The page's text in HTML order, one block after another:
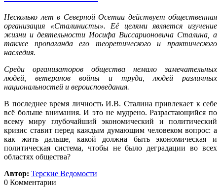
Несколько лет в Северной Осетии действует общественная
организация «Сталинисты». Её целями является изучение
жизни и деятельности Иосифа Виссарионовича Сталина, а
также пропаганда его теоретического и практического
наследия.
Среди организаторов общества немало замечательных
людей, ветеранов войны и труда, людей различных
национальностей и вероисповедания.
В последнее время личность И.В. Сталина привлекает к себе
всё больше внимания. И это не мудрено. Разрастающийся по
всему миру глубочайший экономический и политический
кризис ставит перед каждым думающим человеком вопрос: а
как жить дальше, какой должна быть экономическая и
политическая система, чтобы не было деградации во всех
областях общества?
Автор: Терские Ведомости
0 Комментарии